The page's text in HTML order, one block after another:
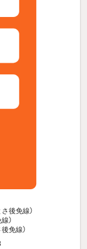
さ後免線）
）
免線）